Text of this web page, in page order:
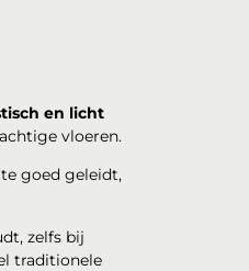
en licht
vloeren.
goed geleidt,
zelfs bij
traditionele